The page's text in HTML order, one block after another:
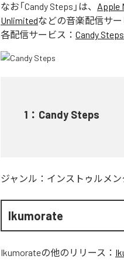
なお「Candy Steps 」は、 Apple
Unlimitedなどの音楽配信サー
各配信サービス： Candy Steps
1 ： Candy Steps
ジャンル： インストゥルメン
Ikumorate
Ikumorateの他のリリース：